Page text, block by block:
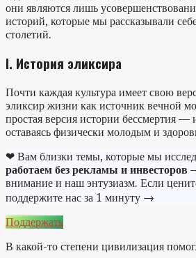
они являются лишь
историй, которые мы рассказывали
столетий.
I. История эликсира
Почти каждая культура имеет свою
эликсир жизни как источник вечной
простая версия истории бессмертия —
оставаясь физически молодым и
❤ Вам близки темы, которые мы
работаем без рекламы и инвесторов
внимание и наш энтузиазм. Если
поддержите нас за 1 минуту →
Поддержать
В какой-то степени цивилизация